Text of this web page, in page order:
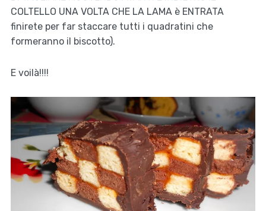
COLTELLO UNA VOLTA CHE LA LAMA è ENTRATA
finirete per far staccare tutti i quadratini che
formeranno il biscotto).
E voilà!!!!